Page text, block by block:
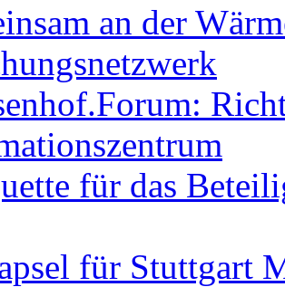
an der
für das
für Stuttgart